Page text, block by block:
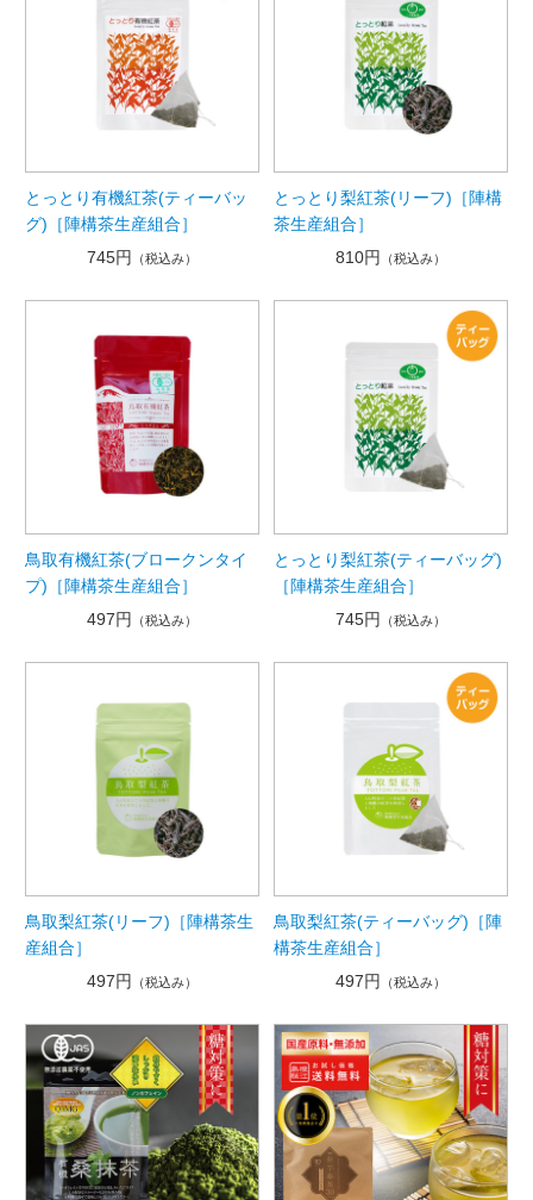
とっとり有機紅茶(ティーバッ
グ)［陣構茶生産組合］
745円
（税込み）
とっとり梨紅茶(リーフ)［陣構
茶生産組合］
810円
（税込み）
鳥取有機紅茶(ブロークンタイ
プ)［陣構茶生産組合］
497円
（税込み）
とっとり梨紅茶(ティーバッグ)
［陣構茶生産組合］
745円
（税込み）
鳥取梨紅茶(リーフ)［陣構茶生
産組合］
497円
（税込み）
鳥取梨紅茶(ティーバッグ)［陣
構茶生産組合］
497円
（税込み）